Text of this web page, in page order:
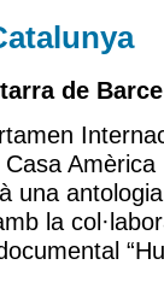
de
una
la